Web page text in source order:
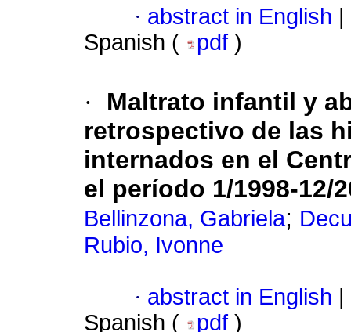
· abstract in English
Spanish (
pdf )
·
Maltrato infantil y
retrospectivo de las
internados en el
el período 1/1998-12/
Bellinzona, Gabriela;
Rubio, Ivonne
· abstract in English
Spanish (
pdf )